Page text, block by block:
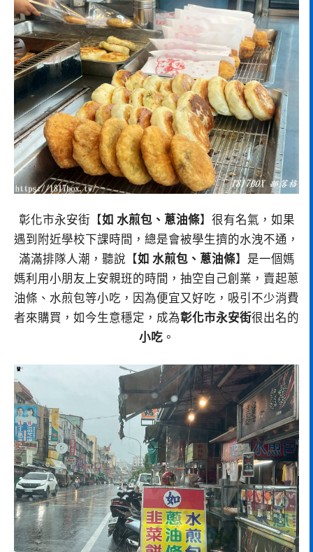
彰化市永安街【如 水煎包、蔥油條】很有名氣，如果
遇到附近學校下課時間，總是會被學生擠的水洩不通，
滿滿排隊人潮，聽說【如 水煎包、蔥油條】是一個媽
媽利用小朋友上安親班的時間，抽空自己創業，賣起蔥
油條、水煎包等小吃，因為便宜又好吃，吸引不少消費
者來購買，如今生意穩定，成為彰化市永安街很出名的
小吃。